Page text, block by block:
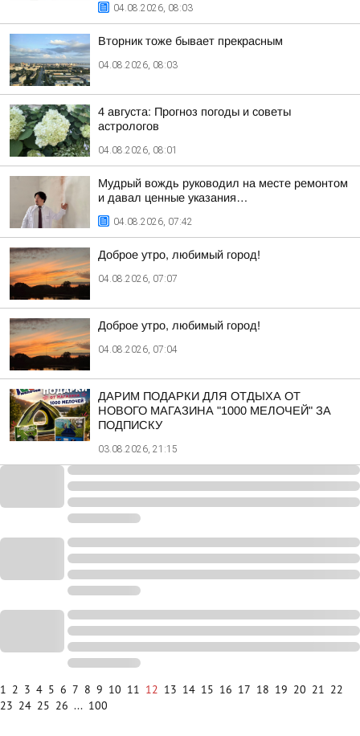
04.08.2026, 08:03
Вторник тоже бывает прекрасным
04.08.2026, 08:03
4 августа: Прогноз погоды и советы
астрологов
04.08.2026, 08:01
Мудрый вождь руководил на месте ремонтом
и давал ценные указания…
04.08.2026, 07:42
Доброе утро, любимый город!
04.08.2026, 07:07
Доброе утро, любимый город!
04.08.2026, 07:04
ДАРИМ ПОДАРКИ ДЛЯ ОТДЫХА ОТ
НОВОГО МАГАЗИНА "1000 МЕЛОЧЕЙ" ЗА
ПОДПИСКУ
03.08.2026, 21:15
1 2 3 4 5 6 7 8 9 10 11 12 13 14 15 16 17 18 19 20 21 22
23 24 25 26 ... 100